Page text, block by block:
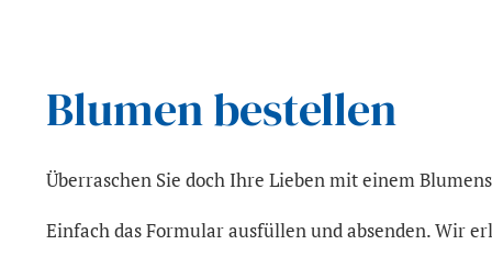
Blumen bestellen
Überraschen Sie doch Ihre Lieben mit einem
Einfach das Formular ausfüllen und absenden. Wir